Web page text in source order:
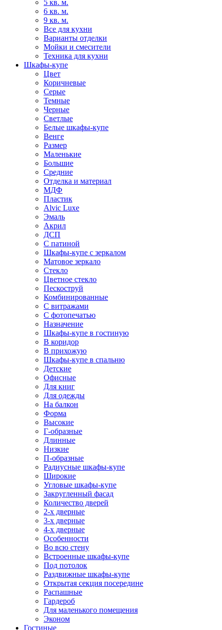
5 кв. м.
6 кв. м.
9 кв. м.
Все для кухни
Варианты отделки
Мойки и смесители
Техника для кухни
Шкафы-купе
Цвет
Коричневые
Серые
Темные
Черные
Светлые
Белые шкафы-купе
Венге
Размер
Маленькие
Большие
Средние
Отделка и материал
МДФ
Пластик
Alvic Luxe
Эмаль
Акрил
ДСП
С патиной
Шкафы-купе с зеркалом
Матовое зеркало
Стекло
Цветное стекло
Пескоструй
Комбинированные
С витражами
С фотопечатью
Назначение
Шкафы-купе в гостиную
В коридор
В прихожую
Шкафы-купе в спальню
Детские
Офисные
Для книг
Для одежды
На балкон
Форма
Высокие
Г-образные
Длинные
Низкие
П-образные
Радиусные шкафы-купе
Широкие
Угловые шкафы-купе
Закругленный фасад
Количество дверей
2-х дверные
3-х дверные
4-х дверные
Особенности
Во всю стену
Встроенные шкафы-купе
Под потолок
Раздвижные шкафы-купе
Открытая секция посередине
Распашные
Гардероб
Для маленького помещения
Эконом
Гостиные